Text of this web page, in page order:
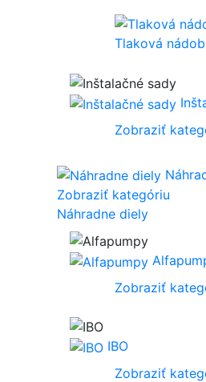
Tlaková
Zobraziť
Zobraziť kategóriu
Náhradne diely
Zobraziť
IBO
Zobraziť